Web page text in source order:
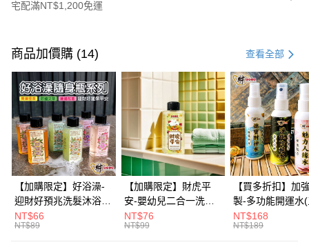
宅配滿NT$1,200免運
信用卡一次付款
信用卡分期付款
3 期 0 利率 每期NT$49 21家銀行
合作金庫商業銀行
第一商業銀行
華南商業銀行
彰化商業銀行
上海商業儲蓄銀行
台北富邦商業銀行
國泰世華商業銀行
兆豐國際商業銀行
臺灣中小企業銀行
台中商業銀行
匯豐（台灣）商業銀行
華泰商業銀行
聯邦商業銀行
遠東國際商業銀行
元大商業銀行
6 期 0 利率 每期NT$24 21家銀行
合作金庫商業銀行
第一商業銀行
華南商業銀行
彰化商業銀行
上海商業儲蓄銀行
台北富邦商業銀行
國泰世華商業銀行
兆豐國際商業銀行
臺灣中小企業銀行
台中商業銀行
匯豐（台灣）商業銀行
聯邦商業銀行
12 期 0 利率 每期NT$12 21家銀行
合作金庫商業銀行
第一商業銀行
華南商業銀行
彰化商業銀行
上海商業儲蓄銀行
台北富邦商業銀行
國泰世華商業銀行
兆豐國際商業銀行
臺灣中小企業銀行
超商取貨付款
LINE Pay
Apple Pay
商品加價購 (14) 查看全部
【加購限定】好浴澡-
迎財好預兆洗髮沐浴露
60ml(六款任選)【財神
小舖】PIF 財神嚴選，
NT$66
NT$89
【加購限定】財虎平
安-嬰幼兒二合一洗髮
沐浴露60ml《財神小
舖》【BABY-0601】
NT$76
NT$99
【買多折扣】加
製-多功能開運水
任選)《大師特製
《含開光》財神
NT$168
NT$189